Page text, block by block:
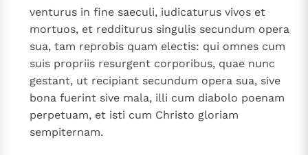
venturus in fine saeculi, iudicaturus vivos et
mortuos, et redditurus singulis secundum opera
sua, tam reprobis quam electis: qui omnes cum
suis propriis resurgent corporibus, quae nunc
gestant, ut recipiant secundum opera sua, sive
bona fuerint sive mala, illi cum diabolo poenam
perpetuam, et isti cum Christo gloriam
sempiternam.